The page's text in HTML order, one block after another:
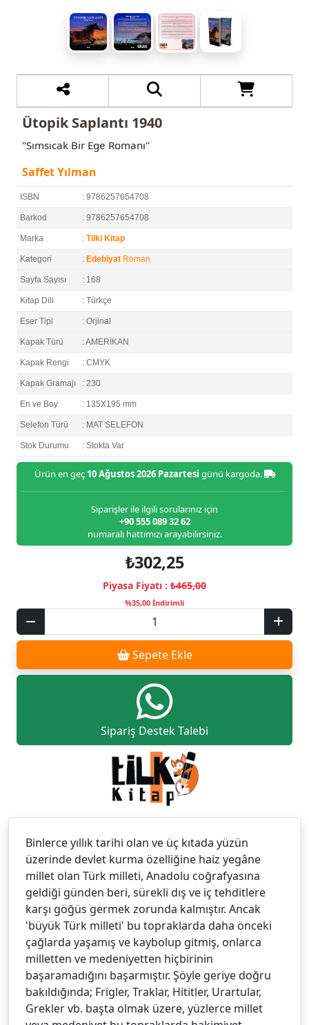
Ütopik Saplantı 1940
"Sımsıcak Bir Ege Romanı"
Saffet Yılman
ISBN : 9786257654708
Barkod : 9786257654708
Marka : Tilki Kitap
Kategori : Edebiyat Roman
Sayfa Sayısı : 168
Kitap Dili : Türkçe
Eser Tipi : Orjinal
Kapak Türü : AMERİKAN
Kapak Rengi : CMYK
Kapak Gramajı : 230
En ve Boy : 135X195 mm
Selefon Türü : MAT SELEFON
Stok Durumu : Stokta Var
Ürün en geç 10 Ağustos 2026 Pazartesi günü kargoda.
Siparişler ile ilgili sorularınız için
+90 555 089 32 62
numaralı hattımızı arayabilirsiniz.
₺302,25
Piyasa Fiyatı : ₺465,00
%35,00 İndirimli
Sepete Ekle
Sipariş Destek Talebi
Binlerce yıllık tarihi olan ve üç kıtada yüzün
üzerinde devlet kurma özelliğine haiz yegâne
millet olan Türk milleti, Anadolu coğrafyasına
geldiği günden beri, sürekli dış ve iç tehditlere
karşı göğüs germek zorunda kalmıştır. Ancak
'büyük Türk milleti' bu topraklarda daha önceki
çağlarda yaşamış ve kaybolup gitmiş, onlarca
milletten ve medeniyetten hiçbirinin
başaramadığını başarmıştır. Şöyle geriye doğru
bakıldığında; Frigler, Traklar, Hititler, Urartular,
Grekler vb. başta olmak üzere, yüzlerce millet